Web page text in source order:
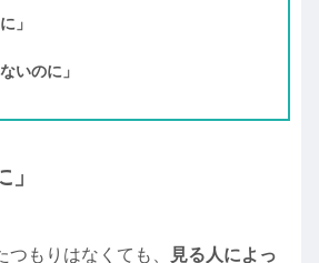
」
いのに」
もりはなくても、
見る人によっ